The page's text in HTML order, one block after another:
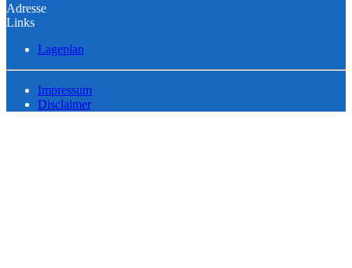
Adresse
Links
Lageplan
Impressum
Disclaimer